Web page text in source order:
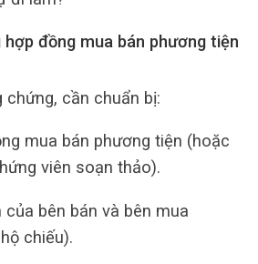
đồng mua bán phương tiện
cần chuẩn bị:
mua bán phương tiện (hoặc
viên soạn thảo).
của bên bán và bên mua
chiếu).